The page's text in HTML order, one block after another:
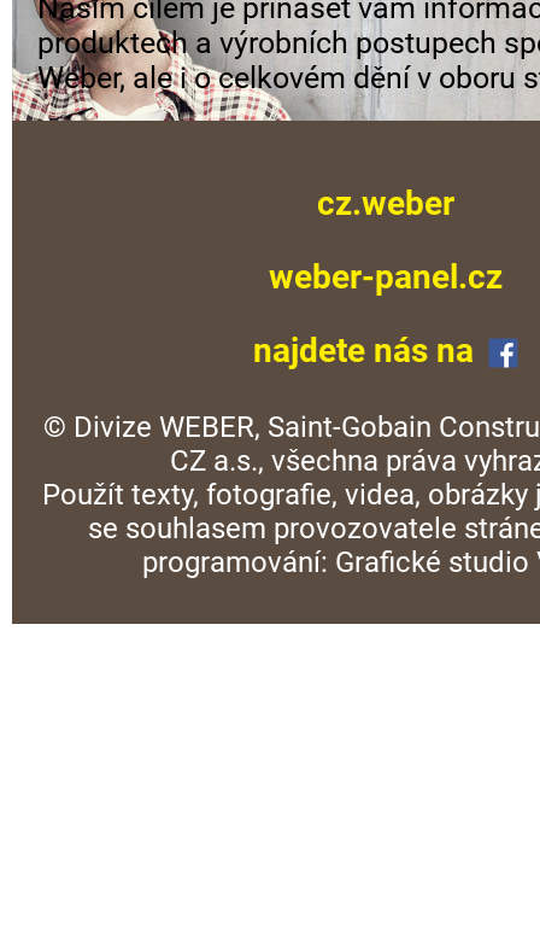
Naším cílem je přinášet vám
produktech a výrobních postupech
Weber, ale i o celkovém dění v oboru
cz.weber
weber-panel.cz
najdete nás na
© Divize WEBER, Saint-Gobain
CZ a.s., všechna práva
Použít texty, fotografie, videa, obrázky
se souhlasem provozovatele
programování: Grafické studio